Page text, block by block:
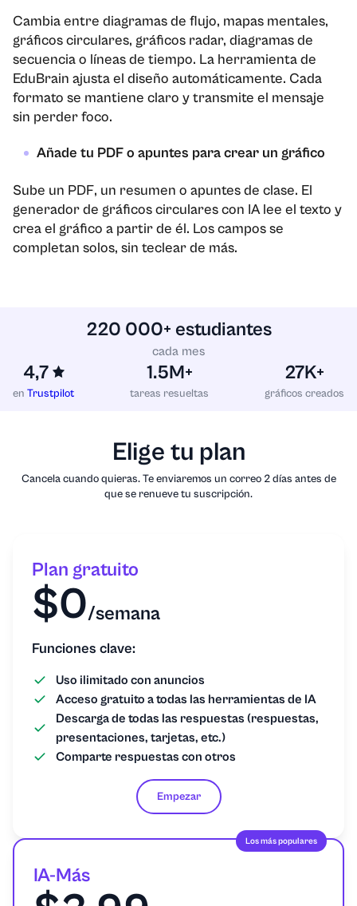
Cambia entre diagramas de flujo, mapas mentales,
gráficos circulares, gráficos radar, diagramas de
secuencia o líneas de tiempo. La herramienta de
EduBrain ajusta el diseño automáticamente. Cada
formato se mantiene claro y transmite el mensaje
sin perder foco.
Añade tu PDF o apuntes para crear un gráfico
Sube un PDF, un resumen o apuntes de clase. El
generador de gráficos circulares con IA lee el texto y
crea el gráfico a partir de él. Los campos se
completan solos, sin teclear de más.
220 000+ estudiantes
cada mes
4,7
en Trustpilot
1.5M+
tareas resueltas
27K+
gráficos creados
Elige tu plan
Cancela cuando quieras. Te enviaremos un correo 2 días antes de
que se renueve tu suscripción.
Plan gratuito
$0/semana
Funciones clave:
Uso ilimitado con anuncios
Acceso gratuito a todas las herramientas de IA
Descarga de todas las respuestas (respuestas,
presentaciones, tarjetas, etc.)
Comparte respuestas con otros
Empezar
Los más populares
IA-Más